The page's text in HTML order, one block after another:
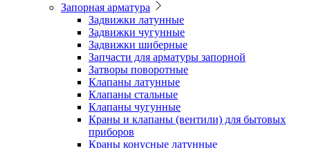
Запорная арматура
Задвижки латунные
Задвижки чугунные
Задвижки шиберные
Запчасти для арматуры запорной
Затворы поворотные
Клапаны латунные
Клапаны стальные
Клапаны чугунные
Краны и клапаны (вентили) для бытовых
приборов
Краны конусные латунные